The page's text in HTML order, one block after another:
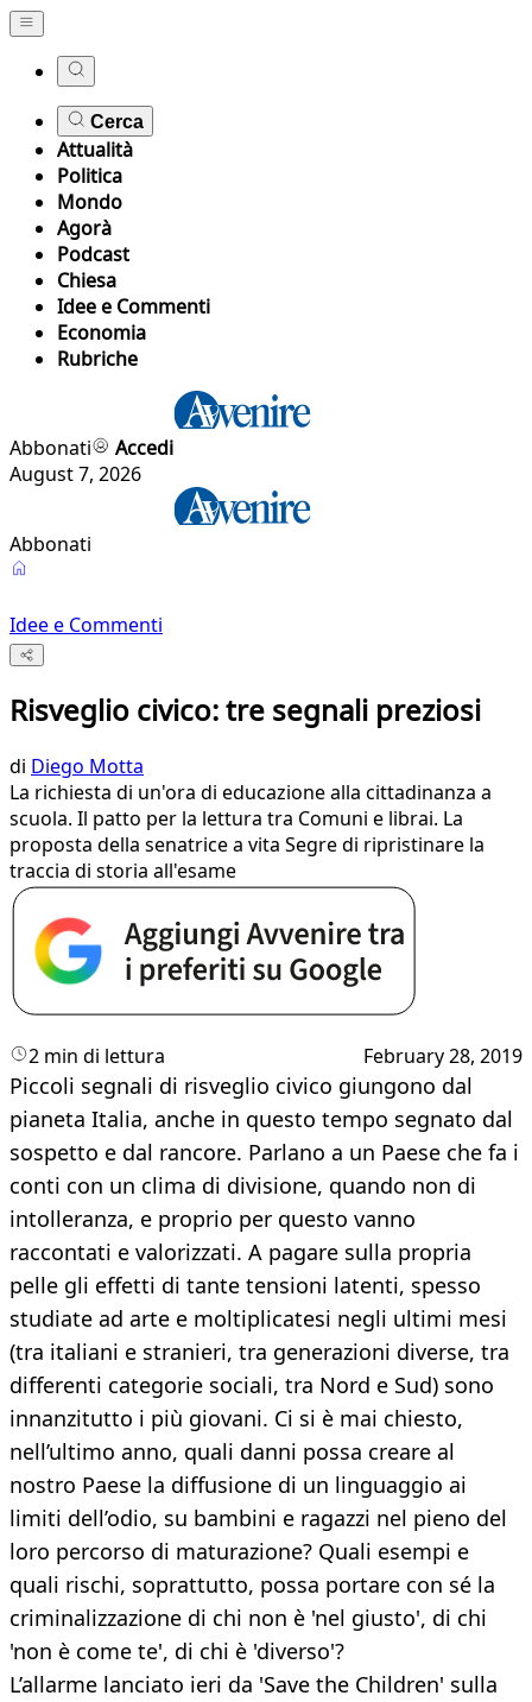
Cerca
Attualità
Politica
Mondo
Agorà
Podcast
Chiesa
Idee e Commenti
Economia
Rubriche
Abbonati
Accedi
August 7, 2026
Abbonati
Idee e Commenti
Risveglio civico: tre segnali preziosi
di Diego Motta
La richiesta di un'ora di educazione alla cittadinanza a
scuola. Il patto per la lettura tra Comuni e librai. La
proposta della senatrice a vita Segre di ripristinare la
traccia di storia all'esame
2 min di lettura February 28, 2019
Piccoli segnali di risveglio civico giungono dal
pianeta Italia, anche in questo tempo segnato dal
sospetto e dal rancore. Parlano a un Paese che fa i
conti con un clima di divisione, quando non di
intolleranza, e proprio per questo vanno
raccontati e valorizzati. A pagare sulla propria
pelle gli effetti di tante tensioni latenti, spesso
studiate ad arte e moltiplicatesi negli ultimi mesi
(tra italiani e stranieri, tra generazioni diverse, tra
differenti categorie sociali, tra Nord e Sud) sono
innanzitutto i più giovani. Ci si è mai chiesto,
nell’ultimo anno, quali danni possa creare al
nostro Paese la diffusione di un linguaggio ai
limiti dell’odio, su bambini e ragazzi nel pieno del
loro percorso di maturazione? Quali esempi e
quali rischi, soprattutto, possa portare con sé la
criminalizzazione di chi non è 'nel giusto', di chi
'non è come te', di chi è 'diverso'?
L’allarme lanciato ieri da 'Save the Children' sulla